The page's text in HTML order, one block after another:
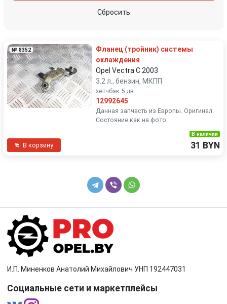
Volvo
Сбросить
№ 8352
Фланец (тройник) системы
охлаждения
Opel Vectra C 2003
3.2 л., бензин, МКПП
хетчбэк 5 дв.
12992645
Данная запчасть из Европы. Оригинал.
Состояние как на фото.
В корзину
В наличии
31 BYN
И.П. Миненков Анатолий Михайлович УНП 192447031
Социальные сети и маркетплейсы